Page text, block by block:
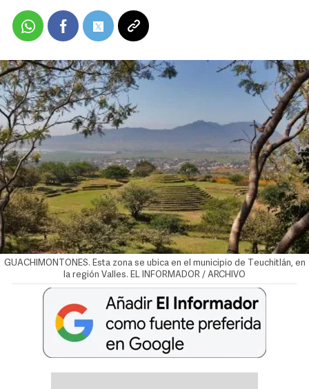
GUACHIMONTONES. Esta zona se ubica en el municipio de Teuchitlán, en
la región Valles. EL INFORMADOR / ARCHIVO